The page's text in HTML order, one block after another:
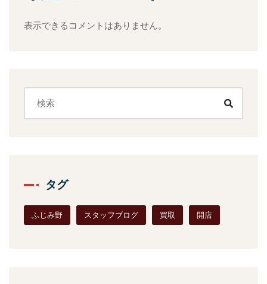
表示できるコメントはありません。
タグ
ふじみ野 スタッフブログ 買取 開店